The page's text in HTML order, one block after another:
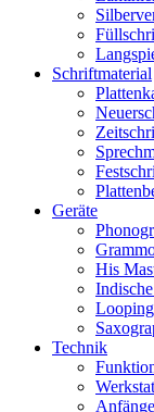
Schriftmaterial
Geräte
His
Technik